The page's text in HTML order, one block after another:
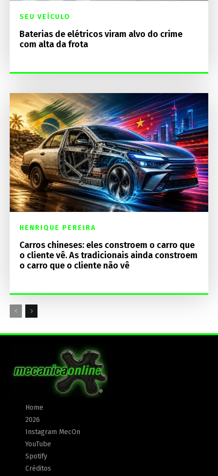
SEU VEÍCULO
Baterias de elétricos viram alvo do crime
com alta da frota
HENRIQUE PEREIRA
Carros chineses: eles constroem o carro que
o cliente vê. As tradicionais ainda constroem
o carro que o cliente não vê
Home
2026
Instagram MecOn
YouTube
Spotify
Créditos